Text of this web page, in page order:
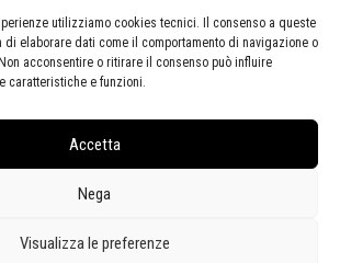
utilizziamo cookies tecnici. Il consenso a queste
di elaborare dati come il comportamento di navigazione o
acconsentire o ritirare il consenso può influire
caratteristiche e funzioni.
Accetta
Nega
Visualizza le preferenze
(orario 09.00/13.00)